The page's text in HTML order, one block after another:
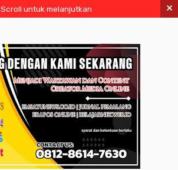
Scroll untuk melanjutkan ×